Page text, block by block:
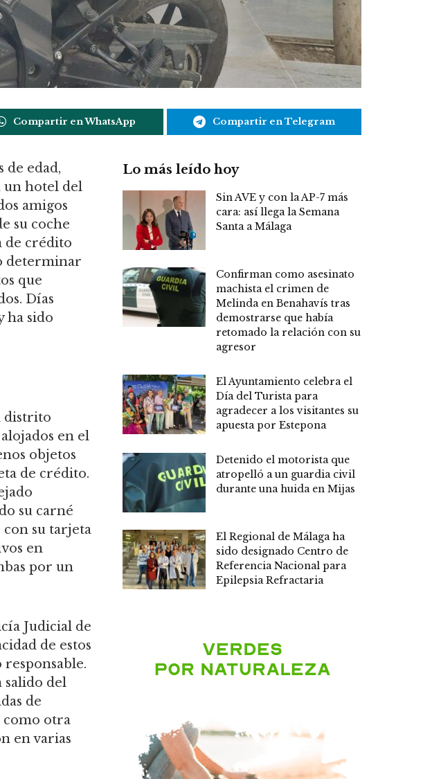
Compartir en WhatsApp Compartir en Telegram
de edad,
un hotel del
amigos
su coche
de crédito
determinar
que
Días
ha sido
distrito
en el
objetos
de crédito.
su carné
con su tarjeta
en
por un
Judicial de
de estos
salido del
de
como otra
en varias
Lo más leído hoy
Sin AVE y con la AP-7 más
cara: así llega la Semana
Santa a Málaga
Confirman como asesinato
machista el crimen de
Melinda en Benahavís tras
demostrarse que había
retomado la relación con su
agresor
El Ayuntamiento celebra el
Día del Turista para
agradecer a los visitantes su
apuesta por Estepona
Detenido el motorista que
atropelló a un guardia civil
durante una huida en Mijas
El Regional de Málaga ha
sido designado Centro de
Referencia Nacional para
Epilepsia Refractaria